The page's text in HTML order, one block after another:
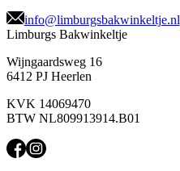
info@limburgsbakwinkeltje.nl
Limburgs Bakwinkeltje
Wijngaardsweg 16
6412 PJ Heerlen
KVK 14069470
BTW NL809913914.B01